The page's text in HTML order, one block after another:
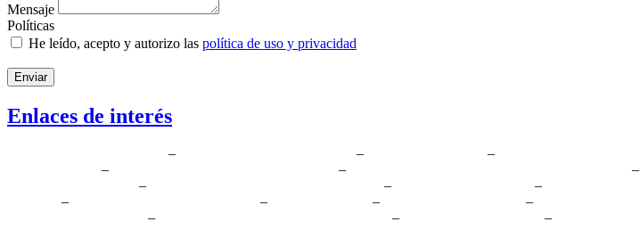
Mensaje
Políticas
He leído, acepto y autorizo las política de uso y privacidad
Enviar
Enlaces de interés
– – –
– – –
– – –
– – – –
– – –